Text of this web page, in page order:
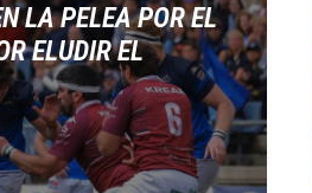
LA PELEA POR EL
ELUDIR EL